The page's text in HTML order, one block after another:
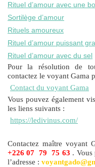
Rituel d’amour avec une
Sortilège d’amour
Rituels amoureux
Rituel d’amour puissant
Rituel d’amour avec du sel
Pour la résolution de
contactez le voyant Gama
Contact du voyant Gama
Vous pouvez également
les liens suivants :
https://ledivinus.com/
Contactez maître voyant
+226 07 79 75 63 . Vous
l’adresse :